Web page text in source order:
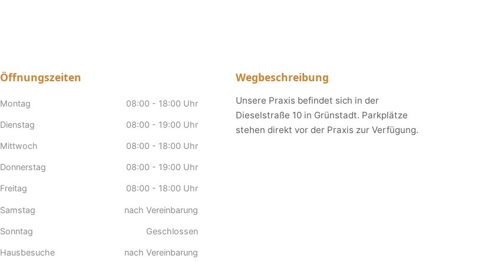
Öffnungszeiten
Montag 08:00 - 18:00 Uhr
Dienstag 08:00 - 19:00 Uhr
Mittwoch 08:00 - 18:00 Uhr
Donnerstag 08:00 - 19:00 Uhr
Freitag 08:00 - 18:00 Uhr
Samstag nach Vereinbarung
Sonntag Geschlossen
Hausbesuche nach Vereinbarung
Wegbeschreibung
Unsere Praxis befindet sich in der
Dieselstraße 10 in Grünstadt. Parkplätze
stehen direkt vor der Praxis zur Verfügung.